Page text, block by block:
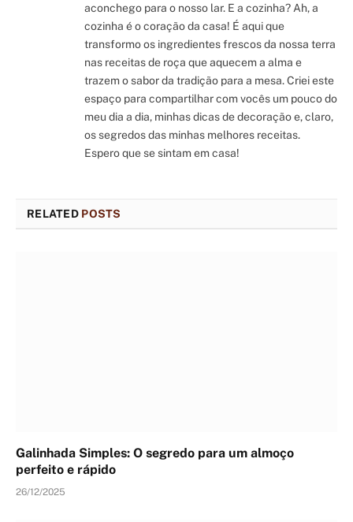
aconchego para o nosso lar. E a cozinha? Ah, a
cozinha é o coração da casa! É aqui que
transformo os ingredientes frescos da nossa terra
nas receitas de roça que aquecem a alma e
trazem o sabor da tradição para a mesa. Criei este
espaço para compartilhar com vocês um pouco do
meu dia a dia, minhas dicas de decoração e, claro,
os segredos das minhas melhores receitas.
Espero que se sintam em casa!
RELATED POSTS
Galinhada Simples: O segredo para um almoço
perfeito e rápido
26/12/2025